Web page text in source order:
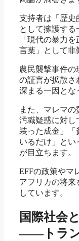
支持者は「歴史
として擁護する
「現代の暴力
言葉」として非
農民襲撃事件の
の証言が拡散さ
深まる一因とな
また、マレマ
汚職疑惑に対し
装った成金」「
いるだけ」とい
が目立ちます。
EFFの政策やマ
アフリカの将来
しています。
国際社会
——トラン